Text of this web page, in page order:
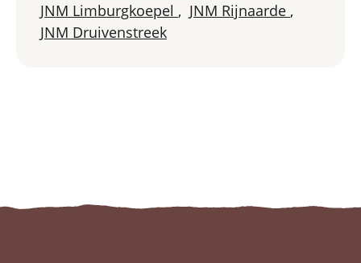
JNM Limburgkoepel , JNM Rijnaarde ,
JNM Druivenstreek